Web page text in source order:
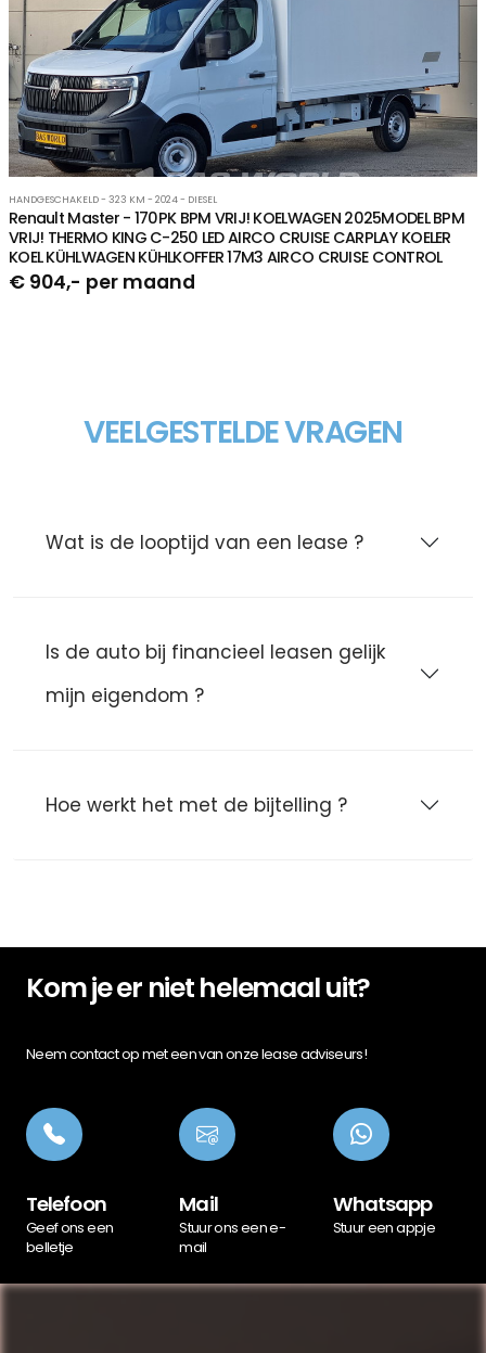
HANDGESCHAKELD - 323 KM - 2024 - DIESEL
Renault Master - 170PK BPM VRIJ! KOELWAGEN 2025MODEL BPM
VRIJ! THERMO KING C-250 LED AIRCO CRUISE CARPLAY KOELER
KOEL KÜHLWAGEN KÜHLKOFFER 17M3 AIRCO CRUISE CONTROL
€ 904,- per maand
VEELGESTELDE VRAGEN
Wat is de looptijd van een lease ?
Is de auto bij financieel leasen gelijk
mijn eigendom ?
Hoe werkt het met de bijtelling ?
Kom je er niet helemaal uit?
Neem contact op met een van onze lease adviseurs!
Telefoon
Geef ons een
belletje
Mail
Stuur ons een e-
mail
Whatsapp
Stuur een appje